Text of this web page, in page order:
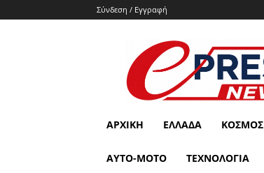
Σύνδεση / Εγγραφή
e-
press.gr
ΑΡΧΙΚΉ ΕΛΛΆΔΑ ΚΌΣΜΟΣ
ΑΥΤΟ-ΜΟΤΟ ΤΕΧΝΟΛΟΓΙΑ